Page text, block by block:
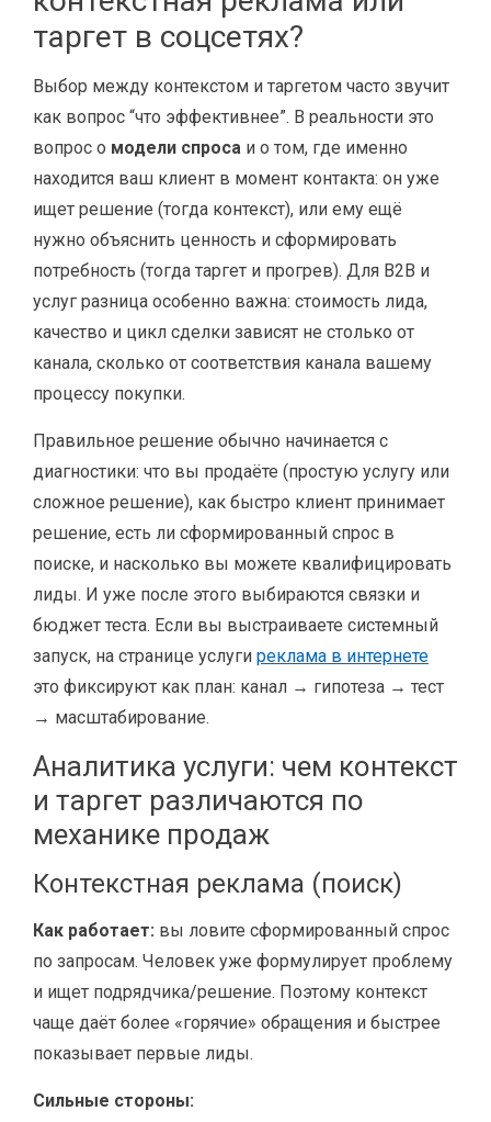
таргет в соцсетях?
Выбор между контекстом и таргетом часто звучит
как вопрос “что эффективнее”. В реальности это
вопрос о модели спроса и о том, где именно
находится ваш клиент в момент контакта: он уже
ищет решение (тогда контекст), или ему ещё
нужно объяснить ценность и сформировать
потребность (тогда таргет и прогрев). Для B2B и
услуг разница особенно важна: стоимость лида,
качество и цикл сделки зависят не столько от
канала, сколько от соответствия канала вашему
процессу покупки.
Правильное решение обычно начинается с
диагностики: что вы продаёте (простую услугу или
сложное решение), как быстро клиент принимает
решение, есть ли сформированный спрос в
поиске, и насколько вы можете квалифицировать
лиды. И уже после этого выбираются связки и
бюджет теста. Если вы выстраиваете системный
запуск, на странице услуги реклама в интернете
это фиксируют как план: канал → гипотеза → тест
→ масштабирование.
Аналитика услуги: чем контекст
и таргет различаются по
механике продаж
Контекстная реклама (поиск)
Как работает: вы ловите сформированный спрос
по запросам. Человек уже формулирует проблему
и ищет подрядчика/решение. Поэтому контекст
чаще даёт более «горячие» обращения и быстрее
показывает первые лиды.
Сильные стороны: